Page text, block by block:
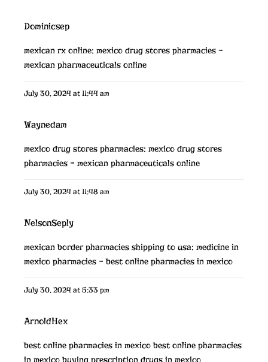
Dominicsep
mexican rx online: mexico drug stores pharmacies –
mexican pharmaceuticals online
July 30, 2024 at 11:44 am
Waynedam
mexico drug stores pharmacies: mexico drug stores
pharmacies – mexican pharmaceuticals online
July 30, 2024 at 11:48 am
NelsonSeply
mexican border pharmacies shipping to usa: medicine in
mexico pharmacies – best online pharmacies in mexico
July 30, 2024 at 5:33 pm
ArnoldHex
best online pharmacies in mexicobest online pharmacies
in mexicobuying prescription drugs in mexico